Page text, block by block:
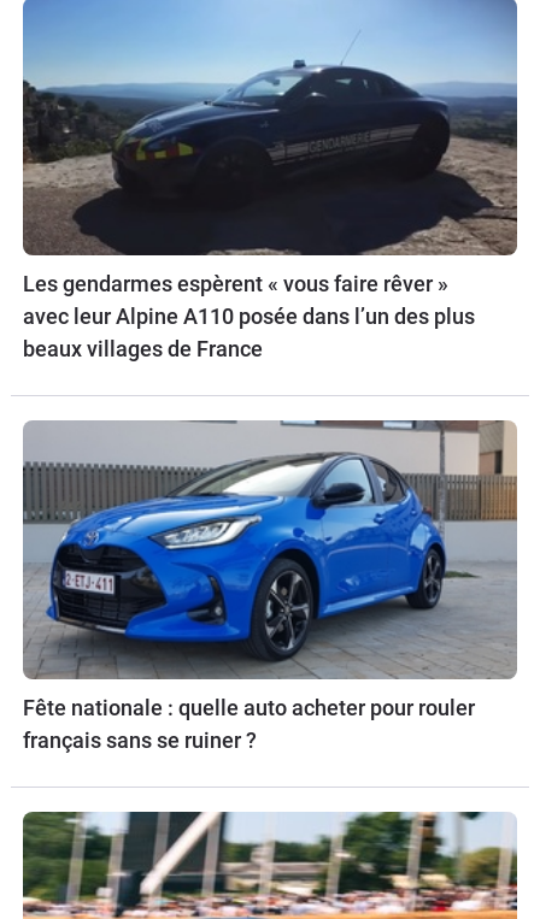
Les gendarmes espèrent « vous faire rêver »
avec leur Alpine A110 posée dans l’un des plus
beaux villages de France
Fête nationale : quelle auto acheter pour rouler
français sans se ruiner ?